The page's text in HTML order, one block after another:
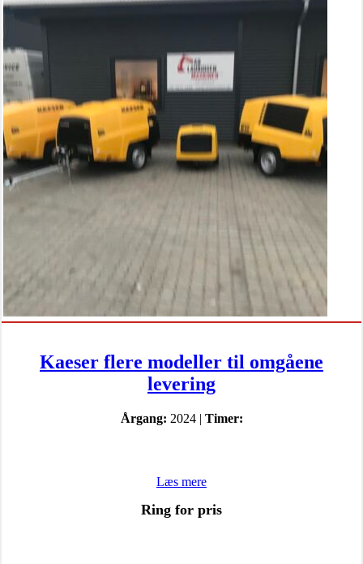
Kaeser flere modeller til omgåene
levering
Årgang: 2024 | Timer:
Læs mere
Ring for pris